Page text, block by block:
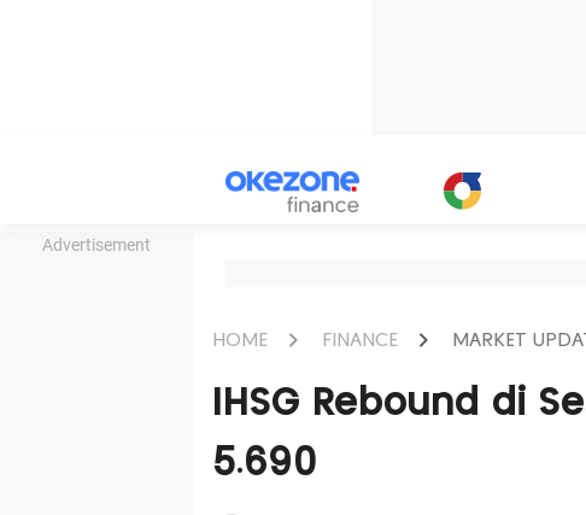
Advertisement
HOME FINANCE MARKET
IHSG Rebound di
5.690